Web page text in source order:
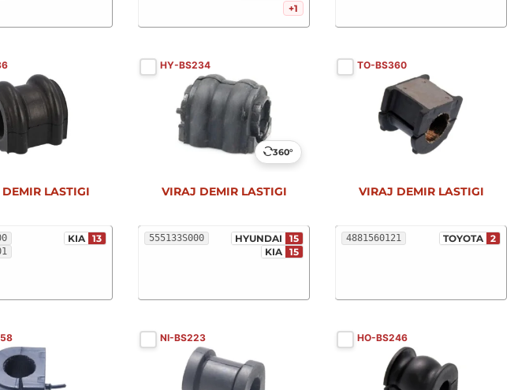
+1
KIA 13
LASTIGI
HY-BS234
360°
555133S000 HYUNDAI
15
KIA 15
VIRAJ DEMIR LASTIGI
TO-BS360
4881560121 TOYOTA 2
VIRAJ DEMIR LASTIGI
NI-BS223 HO-BS246